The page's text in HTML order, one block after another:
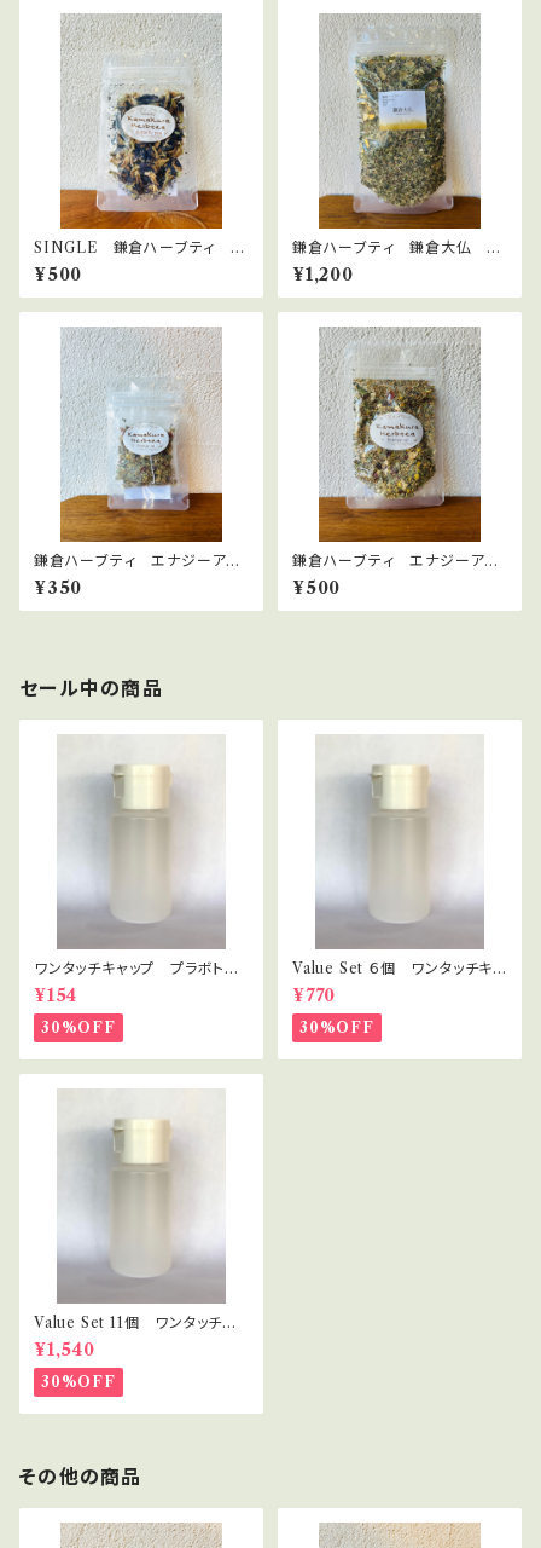
SINGLE 鎌倉ハーブティ バ
タフライピー
¥500
鎌倉ハーブティ 鎌倉大仏 30
ｇ
¥1,200
鎌倉ハーブティ エナジーアッ
プ 【ティーバッグ】２.０g×2bag
s
¥350
鎌倉ハーブティ エナジーアッ
プ 10ｇ
¥500
セール中の商品
ワンタッチキャップ プラボト
ル 30ml
¥154
30%OFF
Value Set ６個 ワンタッチキャ
ップ プラボトル 30ml セラピ
スト・講座用
¥770
30%OFF
Value Set 11個 ワンタッチキ
ャップ プラボトル 30ml セラ
ピスト・講座用
¥1,540
30%OFF
その他の商品